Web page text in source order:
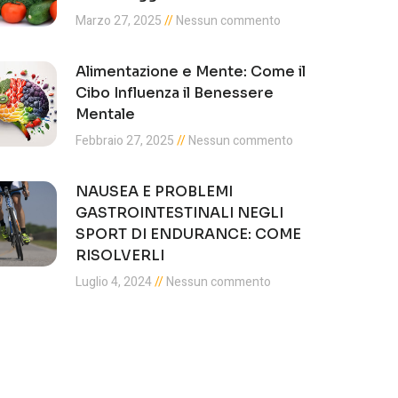
Marzo 27, 2025
Nessun commento
Alimentazione e Mente: Come il
Cibo Influenza il Benessere
Mentale
Febbraio 27, 2025
Nessun commento
NAUSEA E PROBLEMI
GASTROINTESTINALI NEGLI
SPORT DI ENDURANCE: COME
RISOLVERLI
Luglio 4, 2024
Nessun commento